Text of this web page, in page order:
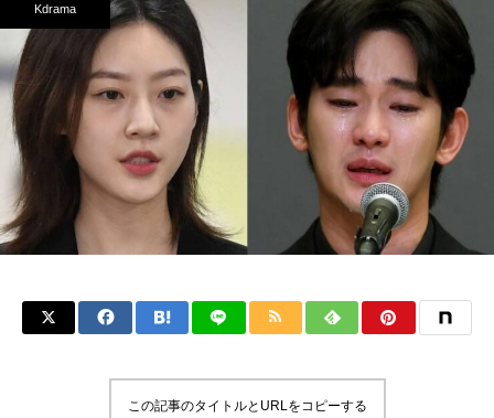
Kdrama
この記事のタイトルとURLをコピーする